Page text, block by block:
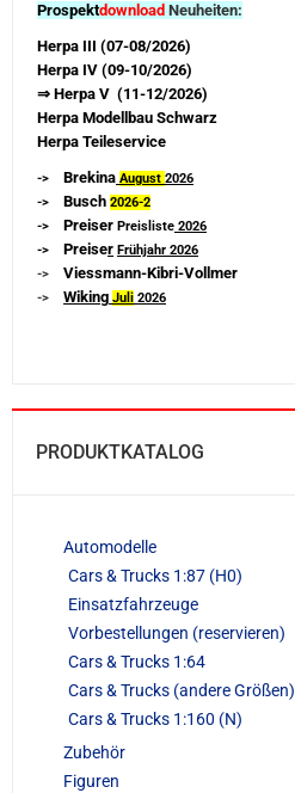
Prospektdownload Neuheiten:
Herpa III (07-08/2026)
Herpa IV (09-10/2026)
⇒ Herpa V (11-12/2026)
Herpa Modellbau Schwarz
Herpa Teileservice
-> Brekina August 2026
-> Busch 2026-2
-> Preiser Preisliste 2026
-> Preiser Frühjahr 2026
-> Viessmann-Kibri-Vollmer
-> Wiking Juli 2026
PRODUKTKATALOG
Automodelle
Cars & Trucks 1:87 (H0)
Einsatzfahrzeuge
Vorbestellungen (reservieren)
Cars & Trucks 1:64
Cars & Trucks (andere Größen)
Cars & Trucks 1:160 (N)
Zubehör
Figuren